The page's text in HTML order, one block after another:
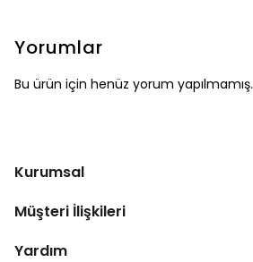
Yorumlar
Bu ürün için henüz yorum yapılmamış.
Kurumsal
Müşteri İlişkileri
Yardım